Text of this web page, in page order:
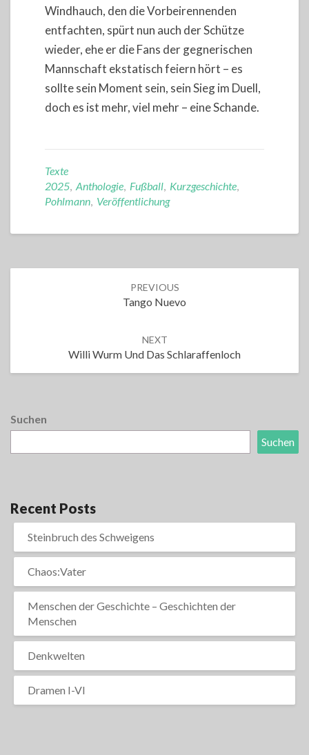
Windhauch, den die Vorbeirennenden
entfachten, spürt nun auch der Schütze
wieder, ehe er die Fans der gegnerischen
Mannschaft ekstatisch feiern hört – es
sollte sein Moment sein, sein Sieg im Duell,
doch es ist mehr, viel mehr – eine Schande.
Texte
2025 Anthologie Fußball Kurzgeschichte
Pohlmann Veröffentlichung
PREVIOUS
Tango Nuevo
NEXT
Willi Wurm Und Das Schlaraffenloch
Suchen
Suchen
Recent Posts
Steinbruch des Schweigens
Chaos:Vater
Menschen der Geschichte – Geschichten der
Menschen
Denkwelten
Dramen I-VI